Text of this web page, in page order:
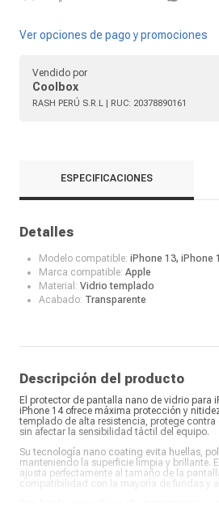
Ver opciones de pago y promociones
Vendido por
Coolbox
RASH PERÚ S.R.L | RUC: 20378890161
ESPECIFICACIONES
Detalles
Modelo compatible: iPhone 13, iPhone
Marca compatible: Apple
Material: Vidrio templado
Acabado: Transparente
Descripción del producto
El protector de pantalla nano de vidrio para
iPhone 14 ofrece máxima protección y
templado de alta resistencia, protege
sin afectar la sensibilidad táctil del equipo.
Su tecnología nano coating evita huellas,
manteniendo la superficie limpia y brillante.
ajusta perfectamente al tamaño de la
compatibilidad con la mayoría de fundas y